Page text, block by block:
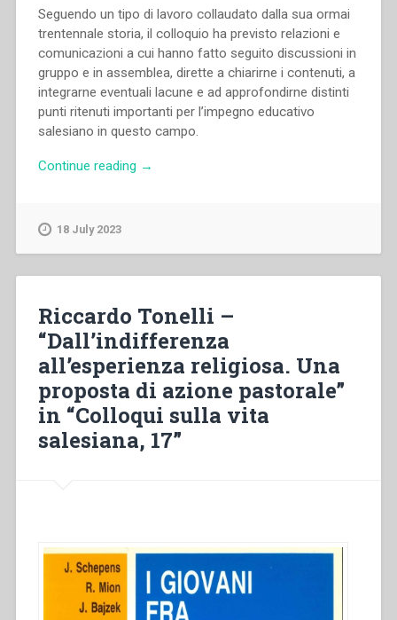
Seguendo un tipo di lavoro collaudato dalla sua ormai
trentennale storia, il colloquio ha previsto relazioni e
comunicazioni a cui hanno fatto seguito discussioni in
gruppo e in assemblea, dirette a chiarirne i contenuti, a
integrarne eventuali lacune e ad approfondirne distinti
punti ritenuti importanti per l’impegno educativo
salesiano in questo campo.
Continue reading “Mario
sulla
vita
salesiana,
17””
→
18 July 2023
Riccardo Tonelli –
“Dall’indifferenza
all’esperienza religiosa. Una
proposta di azione pastorale”
in “Colloqui sulla vita
salesiana, 17”